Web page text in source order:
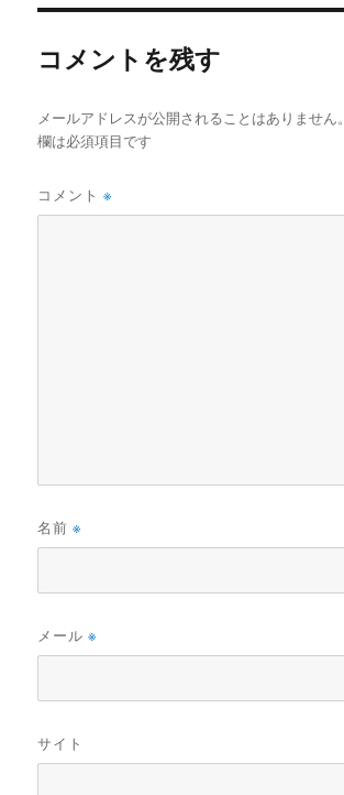
コメントを残す
メールアドレスが公開されることはありません。
欄は必須項目です
コメント※
名前※
メール※
サイト